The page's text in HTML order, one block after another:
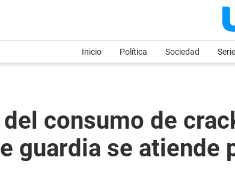
Inicio Política Sociedad
consumo de
guardia se atiende